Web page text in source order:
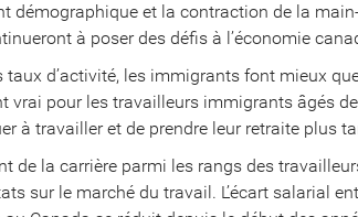
démographique et la contraction de la
à poser des défis à l’économie
taux d’activité, les immigrants font mieux
vrai pour les travailleurs immigrants âgés
à travailler et de prendre leur retraite plus
de la carrière parmi les rangs des
sur le marché du travail. L’écart salarial